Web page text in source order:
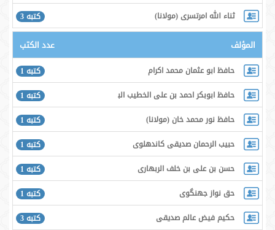
ثناء الله امرتسرى (مولانا)
كتبه 3
المؤلف عدد الكتب
حافظ ابو عثمان محمد اكرام
كتبه 1
حافظ ابوبكر احمد بن على الخطيب البغدادى
كتبه 1
حافظ نور محمد خان (مولانا)
كتبه 1
حبيب الرحمان صديقى كاندهلوى
كتبه 1
حسن بن على بن خلف الربهارى
كتبه 1
حق نواز جھنگوى
كتبه 1
حكيم فيض عالم صديقى
كتبه 3